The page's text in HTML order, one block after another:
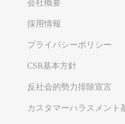
会社概要
採用情報
プライバシーポリシー
CSR基本方針
反社会的勢力排除宣言
カスタマーハラスメント